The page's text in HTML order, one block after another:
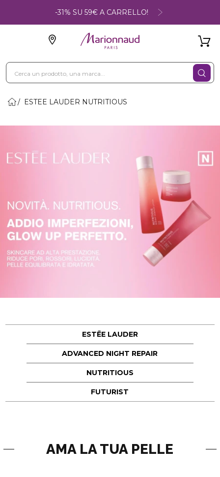
-31% SU 59€ A CARRELLO!
ESTEE LAUDER NUTRITIOUS
ESTĒE LAUDER
ADVANCED NIGHT REPAIR
NUTRITIOUS
FUTURIST
AMA LA TUA PELLE